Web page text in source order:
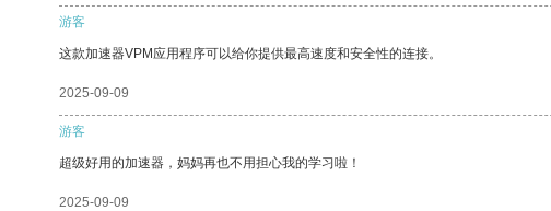
游客
这款加速器VPM应用程序可以给你提供最高速度和安全性的连接。
2025-09-09
游客
超级好用的加速器，妈妈再也不用担心我的学习啦！
2025-09-09